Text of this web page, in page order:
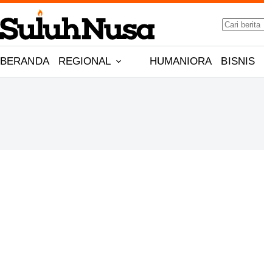
Skip
to
content
No
BERANDA REGIONAL HUMANIORA BISNIS